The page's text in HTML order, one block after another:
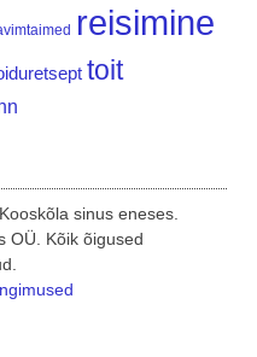
reisimine
toit
sinus eneses.
OÜ. Kõik õigused